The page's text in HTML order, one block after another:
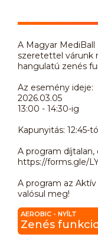
A Magyar
szeretettel várunk
hangulatú zenés
Az esemény ideje:
2026.03.05
13:00 - 14:30-ig
Kapunyitás: 12:45-
A program
https://forms.gle/
A program az
valósul meg!
AEROBIC - NYÍLT
Zenés